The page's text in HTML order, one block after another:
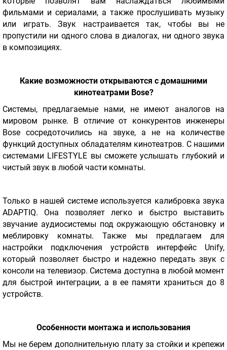
фильмами и сериалами, а также прослушивать музыку
или играть. Звук настраивается так, чтобы вы не
пропустили ни одного слова в диалогах, ни одного звука
в композициях.
Какие возможности открываются с домашними
кинотеатрами Bose?
Системы, предлагаемые нами, не имеют аналогов на
мировом рынке. В отличие от конкурентов инженеры
Bose сосредоточились на звуке, а не на количестве
функций доступных обладателям кинотеатров. С нашими
системами LIFESTYLE вы сможете услышать глубокий и
чистый звук в любой части комнаты.
Только в нашей системе используется калибровка звука
ADAPTIQ. Она позволяет легко и быстро выставить
звучание аудиосистемы под окружающую обстановку и
меблировку комнаты. Также мы предлагаем для
настройки подключения устройств интерфейс Unify,
который позволяет быстро и надежно передать звук с
консоли на телевизор. Система доступна в любой момент
для быстрой интеграции, а в ее памяти храниться до 8
устройств.
Особенности монтажа и использования
Мы не берем дополнительную плату за стойки и крепежи